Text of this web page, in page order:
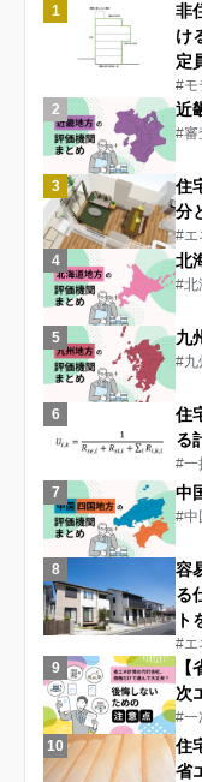
1
非
け
定
#モ
2
近
#審
3
住
分
#エ
4
北
#北
5 九
#九
6
住
る
#一
7
中
#中
8
容
る
ト
#エ
9
次
#一
10
住
省